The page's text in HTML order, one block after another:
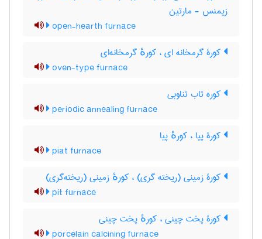
زیمنس - مارتین
open-hearth furnace
کورۀ گرمخانه ای ، کورهٔ گرمخانه‌ای
oven-type furnace
کوره تاب تناوبی
periodic annealing furnace
کورۀ پیا ، کورهٔ پیا
piat furnace
کورۀ زمینی (ریخته گری) ، کورهٔ زمینی (ریخته‌گری)
pit furnace
کورۀ پخت چینی ، کورهٔ پخت چینی
porcelain calcining furnace